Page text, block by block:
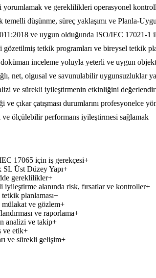
ve gereklilikleri operasyonel
temelli düşünme, süreç yaklaşımı ve Planla-
ve uygun olduğunda ISO/IEC 17021-1
tetkik programları ve bireysel tetkik
inceleme yoluyla yeterli ve uygun
net, olgusal ve savunulabilir uygunsuzluklar
ve sürekli iyileştirmenin etkinliğini
ve çıkar çatışması durumlarını profesyonelce
ölçülebilir performans iyileştirmesi sağlamak
17065 için iş gerekçesi+
Üst Düzey Yapı+
gereklilikler+
alanında risk, fırsatlar ve kontroller+
planlaması+
ve gözlem+
ve raporlama+
analizi ve takip+
ve etik+
ve sürekli gelişim+